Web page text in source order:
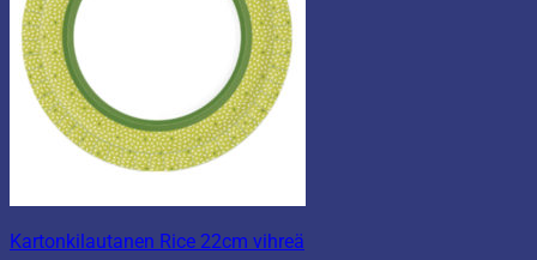
Kartonkilautanen Rice 22cm vihreä